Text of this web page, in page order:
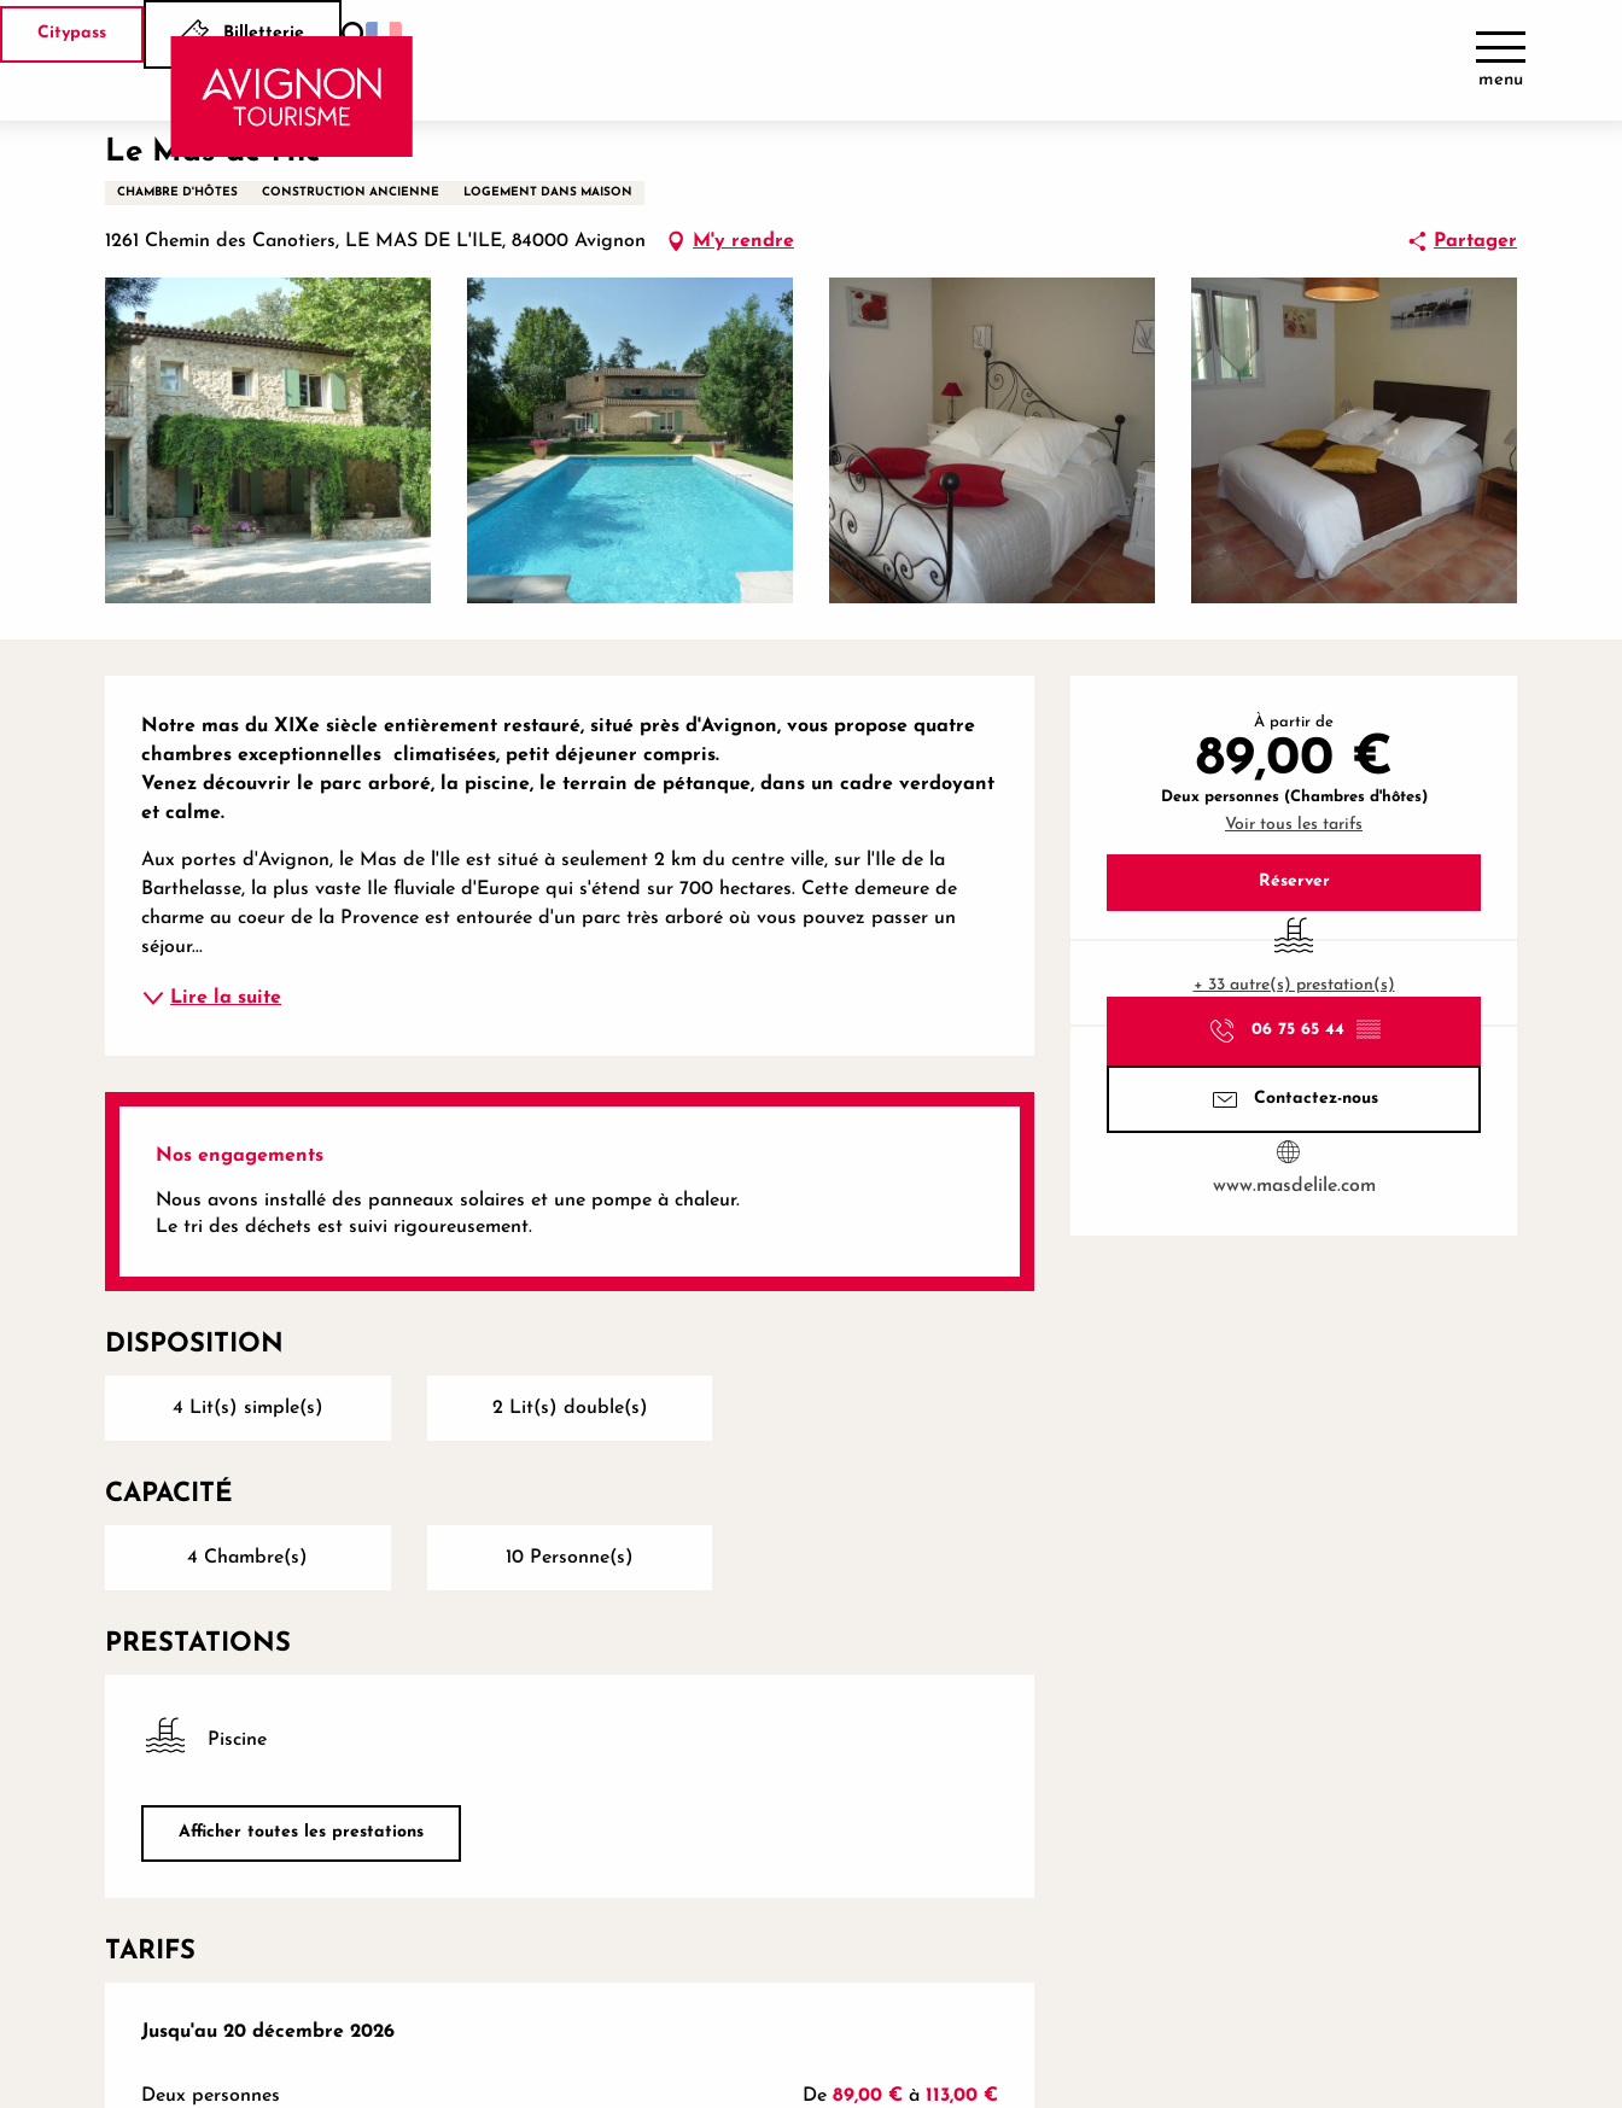
Aller
Citypass Billetterie
Recherche
menu
Accueil Le Mas de l'Ile
Le Mas de l'Ile
CHAMBRE D'HÔTES CONSTRUCTION ANCIENNE LOGEMENT DANS MAISON
1261 Chemin des Canotiers, LE MAS DE L'ILE, 84000 Avignon M'y rendre Partager
Ouverture et coordonnées
À partir de
89,00 €
Deux personnes (Chambres d'hôtes)
Voir tous les tarifs
Réserver
Piscine
+ 33 autre(s) prestation(s)
06 75 65 44 ▒▒
Contactez-nous
www.masdelile.com
Description
Notre mas du XIXe siècle entièrement restauré, situé près d'Avignon, vous propose quatre
chambres exceptionnelles  climatisées, petit déjeuner compris.
Venez découvrir le parc arboré, la piscine, le terrain de pétanque, dans un cadre verdoyant
et calme.
Aux portes d'Avignon, le Mas de l'Ile est situé à seulement 2 km du centre ville, sur l'Ile de la
Barthelasse, la plus vaste Ile fluviale d'Europe qui s'étend sur 700 hectares. Cette demeure de
charme au coeur de la Provence est entourée d'un parc très arboré où vous pouvez passer un
séjour...
Lire la suite
Nos engagements
Nous avons installé des panneaux solaires et une pompe à chaleur.
Le tri des déchets est suivi rigoureusement.
DISPOSITION
4 Lit(s) simple(s) 2 Lit(s) double(s)
CAPACITÉ
4 Chambre(s) 10 Personne(s)
PRESTATIONS
Piscine
Afficher toutes les prestations
TARIFS
Du17 janvier 2026au20 décembre 2026
Jusqu'au 20 décembre 2026
Deux personnes De89,00 € à113,00 €